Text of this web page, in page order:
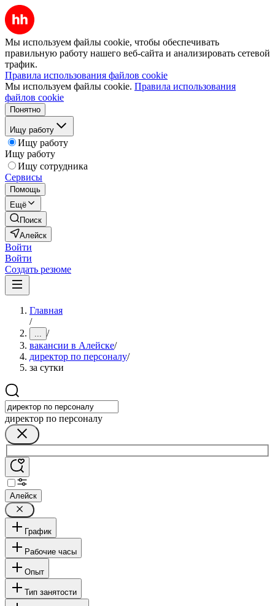
Мы используем файлы cookie, чтобы обеспечивать
правильную работу нашего веб-сайта и анализировать сетевой
трафик.
Правила использования файлов cookie
Мы используем файлы cookie. Правила использования
файлов cookie
Понятно
Ищу работу
Ищу работу
Ищу работу
Ищу сотрудника
Сервисы
Помощь
Ещё
Поиск
Алейск
Войти
Войти
Создать резюме
Главная
/
... /
вакансии в Алейске/
директор по персоналу/
за сутки
директор по персоналу
Алейск
График
Рабочие часы
Опыт
Тип занятости